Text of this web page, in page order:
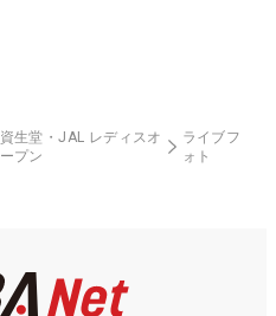
資生堂・JAL レディスオ
ープン
ライブフ
ォト